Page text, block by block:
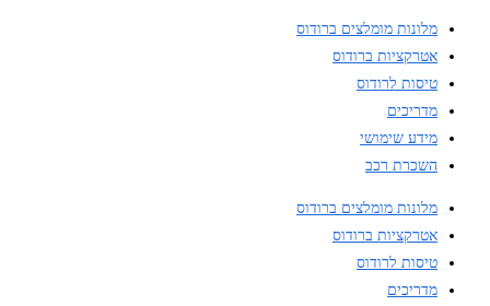
מלונות מומלצים ברודוס
אטרקציות ברודוס
טיסות לרודוס
מדריכים
מידע שימושי
השכרת רכב
מלונות מומלצים ברודוס
אטרקציות ברודוס
טיסות לרודוס
מדריכים